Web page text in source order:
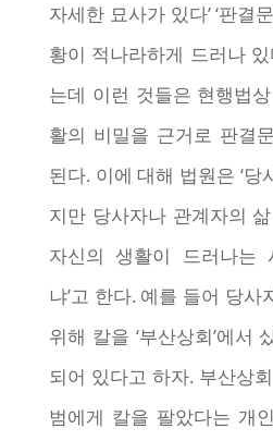
자세한 묘사가 있다’ ‘판결
황이 적나라하게 드러나
는데 이런 것들은 현행법
활의 비밀을 근거로 판결
된다. 이에 대해 법원은 ‘당
지만 당사자나 관계자의
자신의 생활이 드러나는
냐’고 한다. 예를 들어 당사
위해 칼을 ‘부산상회’에서
되어 있다고 하자. 부산상
범에게 칼을 팔았다는 개